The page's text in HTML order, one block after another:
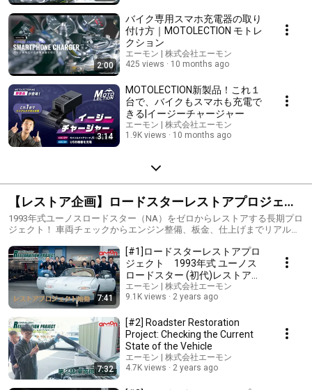
2:00
バイク専用スマホ充電器の取り
付け方｜MOTOLECTION モトレ
クション
エーモン | 株式会社エーモン
425 views
10 months ago
3:14
MOTOLECTION新製品！これ１
台で、バイクもスマホも充電で
きる|イージーチャージャー
エーモン | 株式会社エーモン
1.9K views
10 months ago
【レストア企画】ロードスターレストアプロジェク
ト
1993年式ユーノスロードスター（NA）をゼロからレストアする長期プロ
ジェクト！ 車両チェックからエンジン整備、板金、仕上げまでリアルな
7:41
[#1]ロードスターレストアプロ
ジェクト 1993年式 ユーノス
ロードスター (初代)レストア動
画
エーモン | 株式会社エーモン
9.1K views
2 years ago
7:32
[#2] Roadster Restoration
Project: Checking the Current
State of the Vehicle
エーモン | 株式会社エーモン
4.7K views
2 years ago